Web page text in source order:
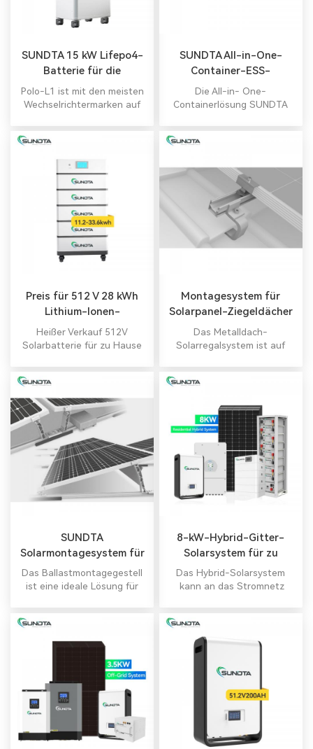
SUNDTA 15 kW Lifepo4-
Batterie für die
Energiespeicherung von
Solarhäusern
Polo-L1 ist mit den meisten
Wechselrichtermarken auf
SUNDTA All-in-One-
Container-ESS-
Speichersystem
Die All-in- One-
Containerlösung SUNDTA
praktisch jedem Ort im Netz
Preis für 512 V 28 kWh
Lithium-Ionen-
Solarbatteriespeicher
Heißer Verkauf 512V
Solarbatterie für zu Hause
Montagesystem für
Solarpanel-Ziegeldächer
Das Metalldach-
Solarregalsystem ist auf
Planung von gewerblichen
Dachsolarsystemen
ausgelegt. Alles in einem
Hybrid-Wechselrichter Alles
in einem Hybrid-
Wechselrichter
SUNDTA
Solarmontagesystem für
Flachdach
Das Ballastmontagegestell
ist eine ideale Lösung für
geringer Aufnahme
zusätzlicher Lasten. Das
Form geliefert, um Kosten
zu sparen . Alles in einem
Hybrid-Wechselrichter Alles
in einem Hybrid-
8-kW-Hybrid-Gitter-
Solarsystem für zu
Hause
Das Hybrid-Solarsystem
kann an das Stromnetz
überschüssiger Strom kann
in der Batterie gespeichert
werden. DasHybrid-
Solarsystem besteht
hauptsächlich aus PV-
Modulen, Hybrid-
Montagesystem, Batterie
usw.